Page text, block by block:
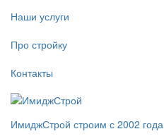
Наши услуги
Про стройку
Контакты
ИмиджСтрой строим с 2002 года